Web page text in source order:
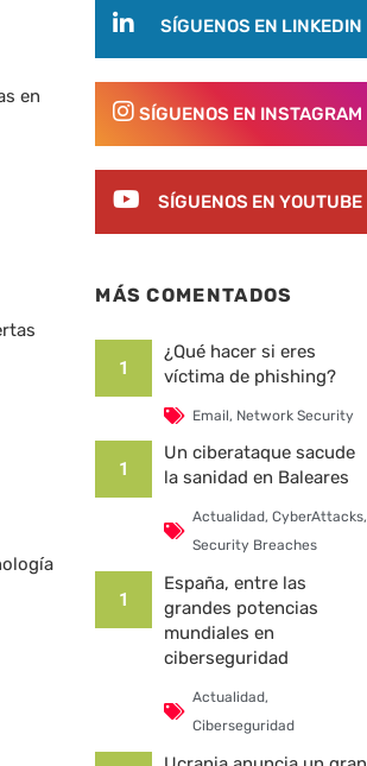
en
SÍGUENOS EN LINKEDIN
SÍGUENOS EN INSTAGRAM
SÍGUENOS EN YOUTUBE
MÁS COMENTADOS
1
¿Qué hacer si eres
víctima de phishing?
Email, Network Security
1
Un ciberataque sacude
la sanidad en Baleares
Actualidad, CyberAttacks,
Security Breaches
1
España, entre las
grandes potencias
mundiales en
ciberseguridad
Actualidad,
Ciberseguridad